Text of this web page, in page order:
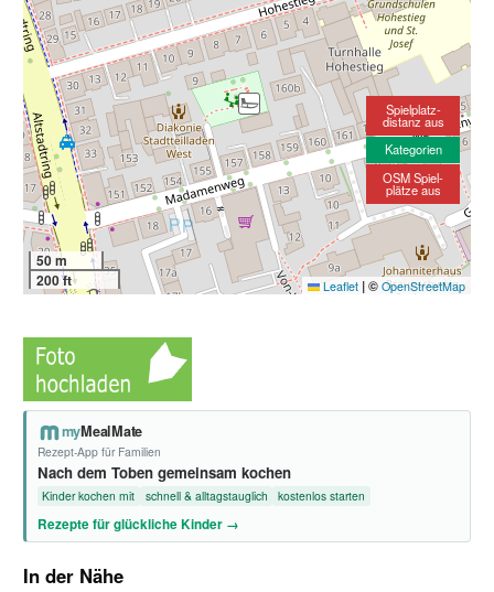
50 m
200 ft
Leaflet |© OpenStreetMap
Spielplatz-
distanz aus
Kategorien
OSM Spiel-
plätze aus
myMealMate
Rezept-App für Familien
Nach dem Toben gemeinsam kochen
Kinder kochen mit schnell & alltagstauglich kostenlos starten
Rezepte für glückliche Kinder →
In der Nähe